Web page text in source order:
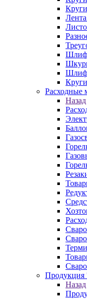
Расходные
Назад
Назад